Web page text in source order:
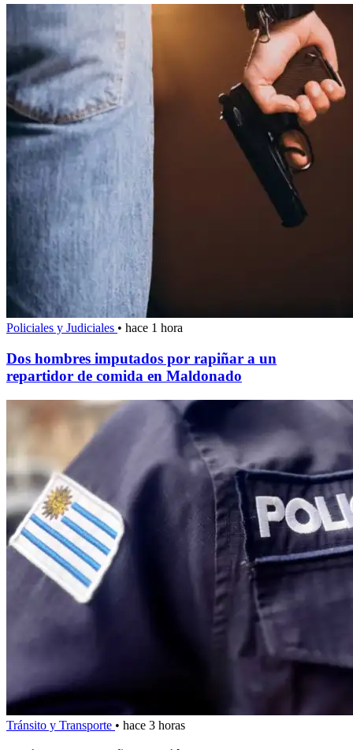
Policiales y Judiciales • hace 1 hora
Dos hombres imputados por rapiñar a un
repartidor de comida en Maldonado
Tránsito y Transporte • hace 3 horas